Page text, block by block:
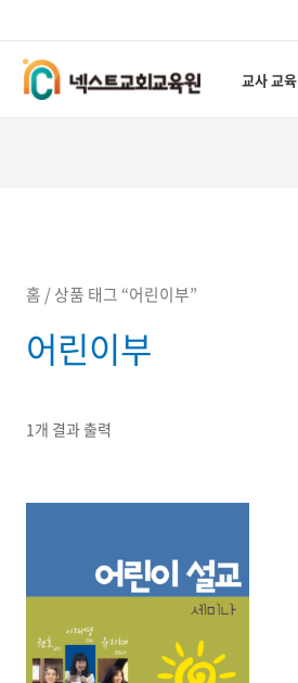
교사 교육
홈 / 상품 태그 “어린이부”
어린이부
1개 결과 출력